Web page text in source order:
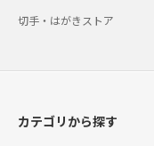
切手・はがきストア
カテゴリから探す